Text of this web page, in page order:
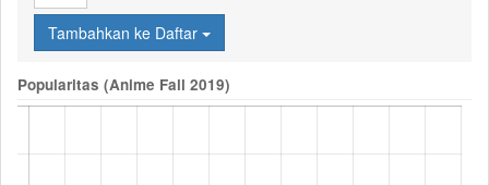
Tambahkan ke Daftar
Popularitas (Anime Fall 2019)